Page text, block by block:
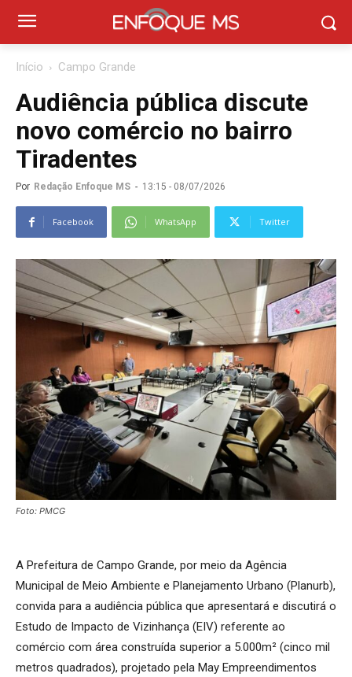
Início Campo Grande
Audiência pública discute
novo comércio no bairro
Tiradentes
Por Redação Enfoque MS - 13:15 - 08/07/2026
Facebook WhatsApp Twitter
Foto: PMCG
A Prefeitura de Campo Grande, por meio da Agência
Municipal de Meio Ambiente e Planejamento Urbano (Planurb),
convida para a audiência pública que apresentará e discutirá o
Estudo de Impacto de Vizinhança (EIV) referente ao
comércio com área construída superior a 5.000m² (cinco mil
metros quadrados), projetado pela May Empreendimentos